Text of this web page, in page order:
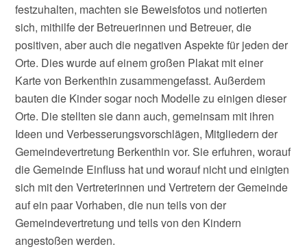
festzuhalten, machten sie Beweisfotos und notierten
sich, mithilfe der Betreuerinnen und Betreuer, die
positiven, aber auch die negativen Aspekte für jeden der
Orte. Dies wurde auf einem großen Plakat mit einer
Karte von Berkenthin zusammengefasst. Außerdem
bauten die Kinder sogar noch Modelle zu einigen dieser
Orte. Die stellten sie dann auch, gemeinsam mit ihren
Ideen und Verbesserungsvorschlägen, Mitgliedern der
Gemeindevertretung Berkenthin vor. Sie erfuhren, worauf
die Gemeinde Einfluss hat und worauf nicht und einigten
sich mit den Vertreterinnen und Vertretern der Gemeinde
auf ein paar Vorhaben, die nun teils von der
Gemeindevertretung und teils von den Kindern
angestoßen werden.